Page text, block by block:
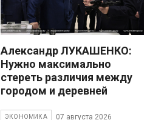
Александр ЛУКАШЕНКО:
Нужно максимально
стереть различия между
городом и деревней
ЭКОНОМИКА 07 августа 2026